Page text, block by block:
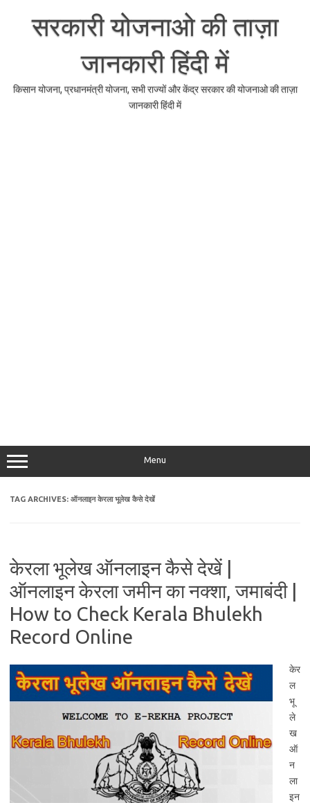
contentसरकारी योजनाओ की ताज़ा
जानकारी हिंदी में
किसान योजना, प्रधानमंत्री योजना, सभी राज्यों और केंद्र सरकार की योजनाओ की ताज़ा
जानकारी हिंदी में
Menu
TAG ARCHIVES: ऑनलाइन केरला भूलेख कैसे देखें
केरला भूलेख ऑनलाइन कैसे देखें |
ऑनलाइन केरला जमीन का नक्शा, जमाबंदी |
How to Check Kerala Bhulekh
Record Online
केर
ल
भू
ले
ख
ऑ
न
ला
इन